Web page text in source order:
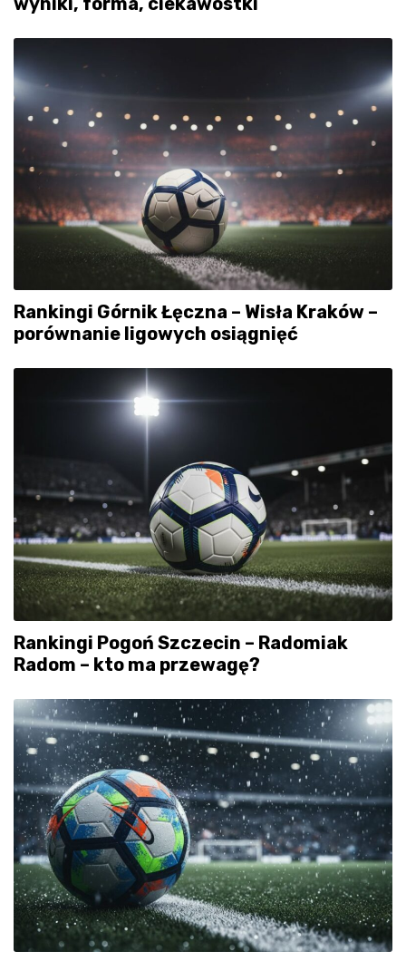
Rankingi Górnik Łęczna – Wisła Kraków –
porównanie ligowych osiągnięć
Rankingi Pogoń Szczecin – Radomiak
Radom – kto ma przewagę?